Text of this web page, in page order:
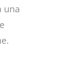
una